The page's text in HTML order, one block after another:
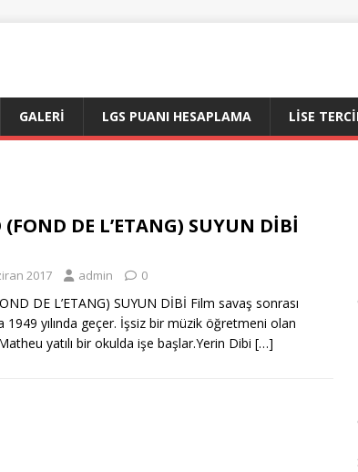
GALERI LGS PUANI HESAPLAMA LİSE
(FOND DE L’ETANG) SUYUN DİBİ
2017 admin 0
DE L’ETANG) SUYUN DİBİ Film savaş sonrası
1949 yılında geçer. İşsiz bir müzik öğretmeni olan
yatılı bir okulda işe başlar.Yerin Dibi […]